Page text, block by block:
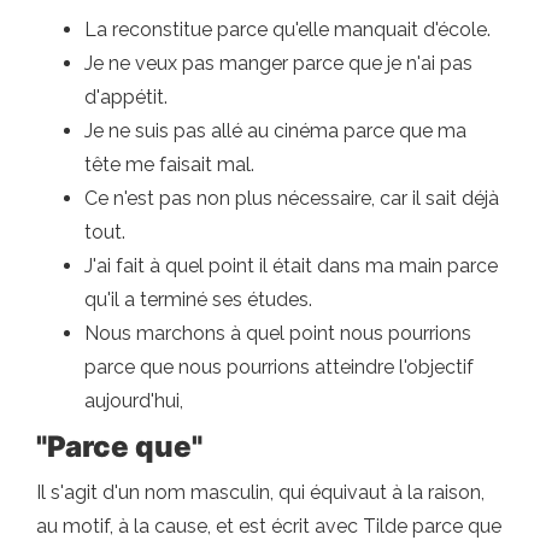
La reconstitue parce qu'elle manquait d'école.
Je ne veux pas manger parce que je n'ai pas
d'appétit.
Je ne suis pas allé au cinéma parce que ma
tête me faisait mal.
Ce n'est pas non plus nécessaire, car il sait déjà
tout.
J'ai fait à quel point il était dans ma main parce
qu'il a terminé ses études.
Nous marchons à quel point nous pourrions
parce que nous pourrions atteindre l'objectif
aujourd'hui,
"Parce que"
Il s'agit d'un nom masculin, qui équivaut à la raison,
au motif, à la cause, et est écrit avec Tilde parce que